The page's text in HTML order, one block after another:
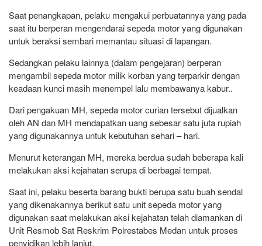
Saat penangkapan, pelaku mengakui perbuatannya yang pada
saat itu berperan mengendarai sepeda motor yang digunakan
untuk beraksi sembari memantau situasi di lapangan.
Sedangkan pelaku lainnya (dalam pengejaran) berperan
mengambil sepeda motor milik korban yang terparkir dengan
keadaan kunci masih menempel lalu membawanya kabur..
Dari pengakuan MH, sepeda motor curian tersebut dijualkan
oleh AN dan MH mendapatkan uang sebesar satu juta rupiah
yang digunakannya untuk kebutuhan sehari – hari.
Menurut keterangan MH, mereka berdua sudah beberapa kali
melakukan aksi kejahatan serupa di berbagai tempat.
Saat ini, pelaku beserta barang bukti berupa satu buah sendal
yang dikenakannya berikut satu unit sepeda motor yang
digunakan saat melakukan aksi kejahatan telah diamankan di
Unit Resmob Sat Reskrim Polrestabes Medan untuk proses
penyidikan lebih lanjut.